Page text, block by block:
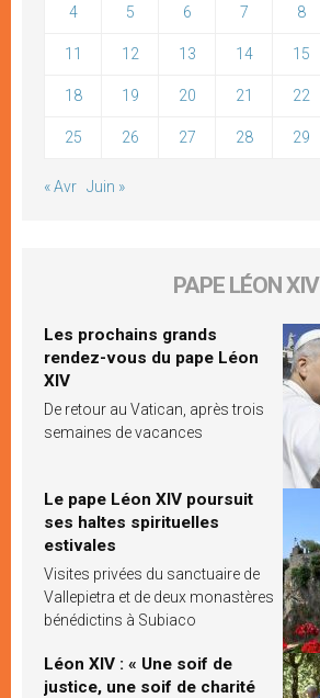
4 5 6 7 8
11 12 13 14 15
18 19 20 21 22
25 26 27 28 29
« Avr Juin »
PAPE LÉON XIV
Les prochains grands
rendez-vous du pape Léon
XIV
De retour au Vatican, après trois
semaines de vacances
Le pape Léon XIV poursuit
ses haltes spirituelles
estivales
Visites privées du sanctuaire de
Vallepietra et de deux monastères
bénédictins à Subiaco
Léon XIV : « Une soif de
justice, une soif de charité